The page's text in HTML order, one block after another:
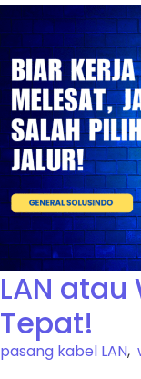
LAN atau
Tepat!
pasang kabel LAN,